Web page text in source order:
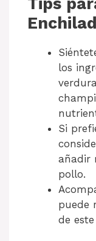
los
Si
añadir
pollo.
puede
de